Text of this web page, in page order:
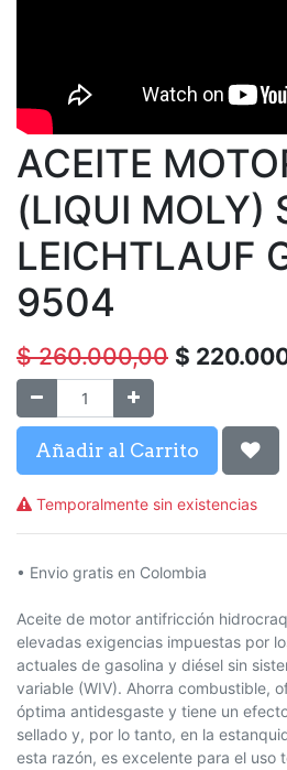
ACEITE
(LIQUI MOLY)
LEICHTLAUF
9504
$260.000,00 $
Añadir al Carrito
Temporalmente sin existencias
• Envio gratis en Colombia
Aceite de motor antifricción
elevadas exigencias impuestas por
actuales de gasolina y diésel sin
variable (WIV). Ahorra combustible,
óptima antidesgaste y tiene un
sellado y, por lo tanto, en la
esta razón, es excelente para el uso